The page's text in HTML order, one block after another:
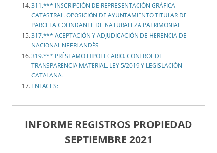
311.*** INSCRIPCIÓN DE REPRESENTACIÓN GRÁFICA
CATASTRAL. OPOSICIÓN DE AYUNTAMIENTO TITULAR DE
PARCELA COLINDANTE DE NATURALEZA PATRIMONIAL
317.*** ACEPTACIÓN Y ADJUDICACIÓN DE HERENCIA DE
NACIONAL NEERLANDÉS
319.*** PRÉSTAMO HIPOTECARIO. CONTROL DE
TRANSPARENCIA MATERIAL. LEY 5/2019 Y LEGISLACIÓN
CATALANA.
ENLACES:
INFORME REGISTROS PROPIEDAD
SEPTIEMBRE 2021